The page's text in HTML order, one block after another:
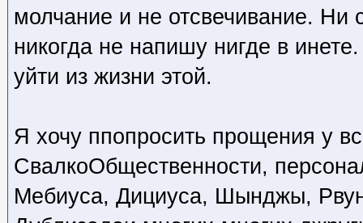
молчание и не отсвечивание. Ни
никогда не напишу нигде в
уйти из жизни этой.
Я хочу ппопросить прощения у
СвалкоОбщественности,
Мебиуса, Дициуса, Шынджы,